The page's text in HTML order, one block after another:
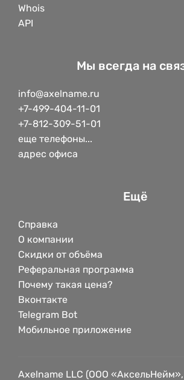
Whois
API
Мы всегда на
info@axelname.ru
+7-499-404-11-01
+7-812-309-51-01
еще телефоны...
адрес офиса
Ещё
Справка
О компании
Скидки от объёма
Реферальная программа
Почему такая цена?
Вконтакте
Telegram Bot
Мобильное приложение
Axelname LLC (ООО